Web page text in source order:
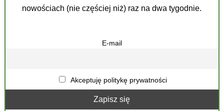
nowościach (nie częściej niż) raz na dwa tygodnie.
E-mail
Akceptuję politykę prywatności